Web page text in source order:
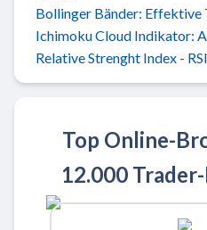
Bollinger Bänder:
Ichimoku Cloud Indikator:
Relative Strenght Index -
Top Online-
12.000